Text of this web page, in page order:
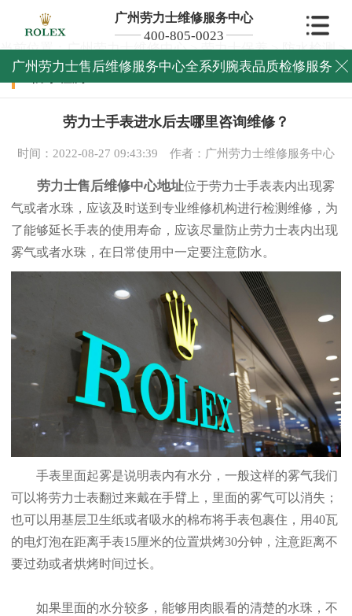
广州劳力士维修服务中心
400-805-0023
广州劳力士售后维修服务中心全系列腕表品质检修服务 
当前位置：广州劳力士维修中心>劳力士保养>防水检测>
防水检测
劳力士手表进水后去哪里咨询维修？
时间：2022-08-27 09:43:39 作者：广州劳力士维修服务中心
劳力士售后维修中心地址位于劳力士手表表内出现雾
气或者水珠，应该及时送到专业维修机构进行检测维修，为
了能够延长手表的使用寿命，应该尽量防止劳力士表内出现
雾气或者水珠，在日常使用中一定要注意防水。
手表里面起雾是说明表内有水分，一般这样的雾气我们
可以将劳力士表翻过来戴在手臂上，里面的雾气可以消失；
也可以用基层卫生纸或者吸水的棉布将手表包裹住，用40瓦
的电灯泡在距离手表15厘米的位置烘烤30分钟，注意距离不
要过劲或者烘烤时间过长。
如果里面的水分较多，能够用肉眼看的清楚的水珠，不